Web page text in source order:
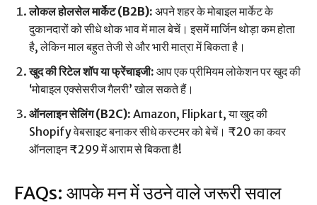
लोकल होलसेल मार्केट (B2B): अपने शहर के मोबाइल मार्केट के
दुकानदारों को सीधे थोक भाव में माल बेचें। इसमें मार्जिन थोड़ा कम होता
है, लेकिन माल बहुत तेजी से और भारी मात्रा में बिकता है।
खुद की रिटेल शॉप या फ्रेंचाइजी: आप एक प्रीमियम लोकेशन पर खुद की
‘मोबाइल एक्सेसरीज गैलरी’ खोल सकते हैं।
ऑनलाइन सेलिंग (B2C): Amazon, Flipkart, या खुद की
Shopify वेबसाइट बनाकर सीधे कस्टमर को बेचें। ₹20 का कवर
ऑनलाइन ₹299 में आराम से बिकता है!
FAQs: आपके मन में उठने वाले जरूरी सवाल